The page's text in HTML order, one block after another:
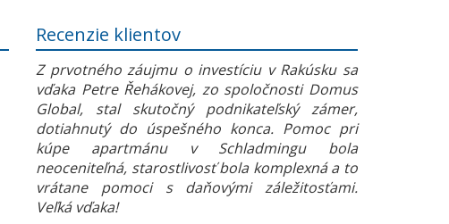
Recenzie klientov
Z prvotného záujmu o investíciu v Rakúsku sa
vďaka Petre Řehákovej, zo spoločnosti Domus
Global, stal skutočný podnikateľský zámer,
dotiahnutý do úspešného konca. Pomoc pri
kúpe apartmánu v Schladmingu bola
neoceniteľná, starostlivosť bola komplexná a to
vrátane pomoci s daňovými záležitosťami.
Veľká vďaka!